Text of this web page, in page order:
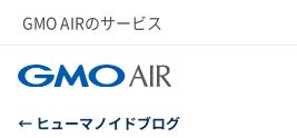
GMO AIRのサービス
GMO AI＆ロボティクス商事株式会社
ヒューマノイドブログ